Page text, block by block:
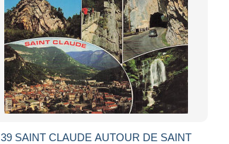
39 SAINT CLAUDE AUTOUR DE SAINT